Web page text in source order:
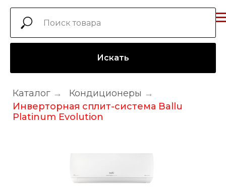
Искать
Каталог → Кондиционеры →
Инверторная сплит-система Ballu
Platinum Evolution